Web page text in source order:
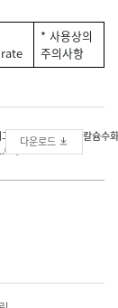
* 사용상의
주의사항
램아토르바스타틴칼슘수
다운로드